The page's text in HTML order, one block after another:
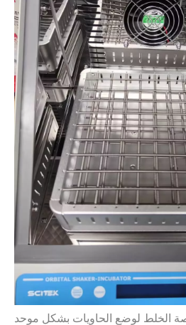
الخلط لوضع الحاويات بشكل موحد